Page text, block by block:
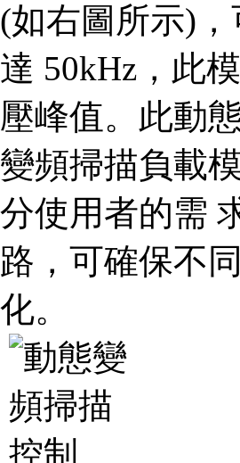
(如右圖所示)
達 50kHz，此
壓峰值。此動
變頻掃描負載
分使用者的需
路，可確保不
化。